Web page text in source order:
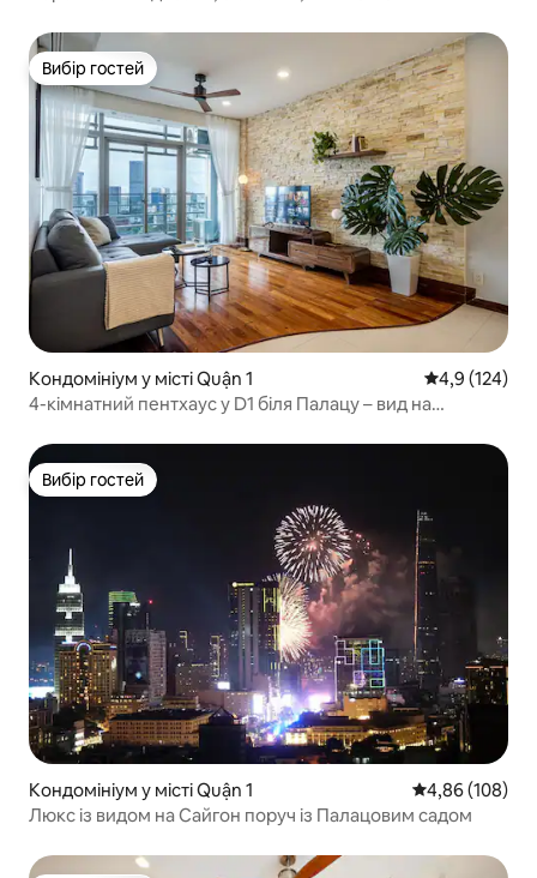
Вибір гостей
Вибір гостей
Кондомініум у місті Quận 1 Середня
4,9 (124)
4-кімнатний пентхаус у D1 біля Палацу – вид на
Вибір гостей
Вибір гостей
Кондомініум у місті Quận 1 Середня
4,86 (108)
Люкс із видом на Сайгон поруч із Палацовим садом